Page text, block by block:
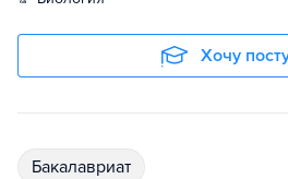
Хочу
бакалавриат